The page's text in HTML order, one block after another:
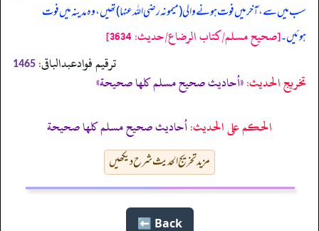
سب میں سے، آخر میں فوت ہونے والی (میمونہ رضی اللہ عنہا) تھیں، وہ مدینہ میں فوت
ہوئیں۔[صحيح مسلم/كتاب الرضاع/حدیث: 3634]
ترقیم فوادعبدالباقی: 1465
تخریج الحدیث:«أحاديث صحيح مسلم كلها صحيحة»
الحكم على الحديث:أحاديث صحيح مسلم كلها صحيحة
مزید تخریج الحدیث شرح دیکھیں
Back ⬅️